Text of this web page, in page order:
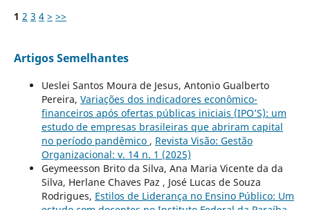
1 2 3 4 > >>
Artigos Semelhantes
Ueslei Santos Moura de Jesus, Antonio Gualberto
Pereira, Variações dos indicadores econômico-
financeiros após ofertas públicas iniciais (IPO’S): um
estudo de empresas brasileiras que abriram capital
no período pandêmico , Revista Visão: Gestão
Organizacional: v. 14 n. 1 (2025)
Geymeesson Brito da Silva, Ana Maria Vicente da da
Silva, Herlane Chaves Paz , José Lucas de Souza
Rodrigues, Estilos de Liderança no Ensino Público: Um